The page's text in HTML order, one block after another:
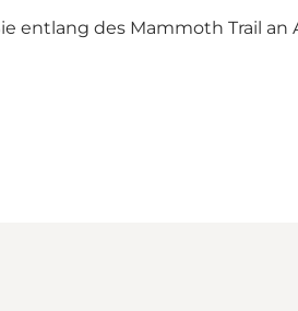
entlang des Mammoth Trail an